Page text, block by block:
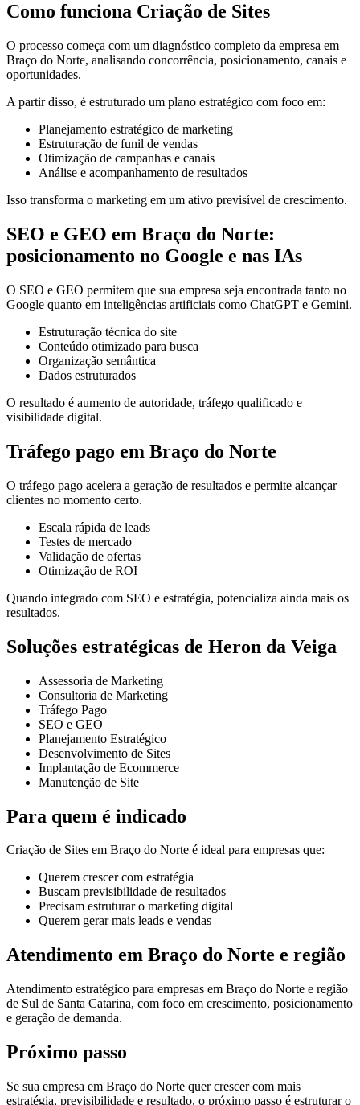
Como funciona Criação de Sites
O processo começa com um diagnóstico completo da empresa em
Braço do Norte, analisando concorrência, posicionamento, canais e
oportunidades.
A partir disso, é estruturado um plano estratégico com foco em:
Planejamento estratégico de marketing
Estruturação de funil de vendas
Otimização de campanhas e canais
Análise e acompanhamento de resultados
Isso transforma o marketing em um ativo previsível de crescimento.
SEO e GEO em Braço do Norte:
posicionamento no Google e nas IAs
O SEO e GEO permitem que sua empresa seja encontrada tanto no
Google quanto em inteligências artificiais como ChatGPT e Gemini.
Estruturação técnica do site
Conteúdo otimizado para busca
Organização semântica
Dados estruturados
O resultado é aumento de autoridade, tráfego qualificado e
visibilidade digital.
Tráfego pago em Braço do Norte
O tráfego pago acelera a geração de resultados e permite alcançar
clientes no momento certo.
Escala rápida de leads
Testes de mercado
Validação de ofertas
Otimização de ROI
Quando integrado com SEO e estratégia, potencializa ainda mais os
resultados.
Soluções estratégicas de Heron da Veiga
Assessoria de Marketing
Consultoria de Marketing
Tráfego Pago
SEO e GEO
Planejamento Estratégico
Desenvolvimento de Sites
Implantação de Ecommerce
Manutenção de Site
Para quem é indicado
Criação de Sites em Braço do Norte é ideal para empresas que:
Querem crescer com estratégia
Buscam previsibilidade de resultados
Precisam estruturar o marketing digital
Querem gerar mais leads e vendas
Atendimento em Braço do Norte e região
Atendimento estratégico para empresas em Braço do Norte e região
de Sul de Santa Catarina, com foco em crescimento, posicionamento
e geração de demanda.
Próximo passo
Se sua empresa em Braço do Norte quer crescer com mais
estratégia, previsibilidade e resultado, o próximo passo é estruturar o